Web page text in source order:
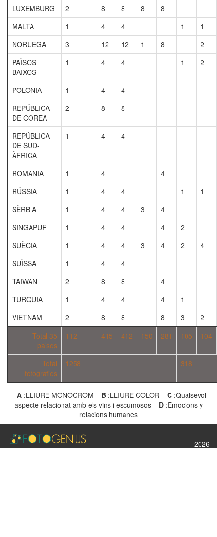
LUXEMBURG
2 8 8 8
8
MALTA
1 4 4 1
1
NORUEGA
3 12 12 1 8
2
PAÏSOS
BAIXOS
1 4 4 1 2
POLÒNIA 1 4
4
REPÚBLICA
DE COREA
2 8 8
REPÚBLICA
DE SUD-
ÀFRICA
1 4 4
ROMANIA 1 4
4
RÚSSIA
1 4 4 1
1
SÈRBIA
1 4 4 3
4
SINGAPUR
1 4 4 4
2
SUÈCIA
1 4 4 3 4 2
4
SUÏSSA
1 4
4
TAIWAN
2 8 8
4
TURQUIA
1 4 4 4
1
VIETNAM
2 8 8 8 3
2
Total 35
paisos
112 415 412 150 281 105 104
Total
fotografies
1258 318
A:LLIURE MONOCROM B:LLIURE COLOR C:Qualsevol
aspecte relacionat amb els vins i escumosos D:Emocions y
relacions humanes
2026